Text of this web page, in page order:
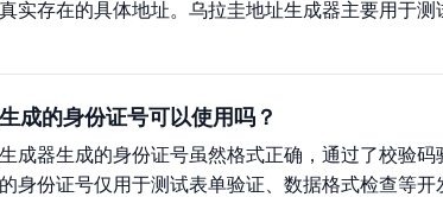
实存在的具体地址。乌拉圭地址生成器主要用于
成的身份证号可以使用吗？
成器生成的身份证号虽然格式正确，通过了校验
身份证号仅用于测试表单验证、数据格式检查等开